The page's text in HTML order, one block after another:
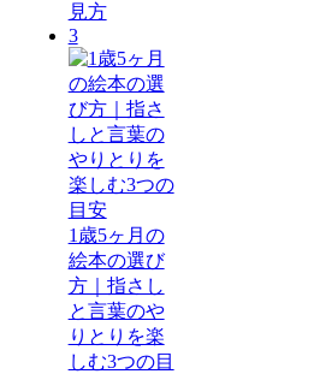
見方
3
1歳5ヶ月の
絵本の選び
方｜指さし
と言葉のや
りとりを楽
しむ3つの目